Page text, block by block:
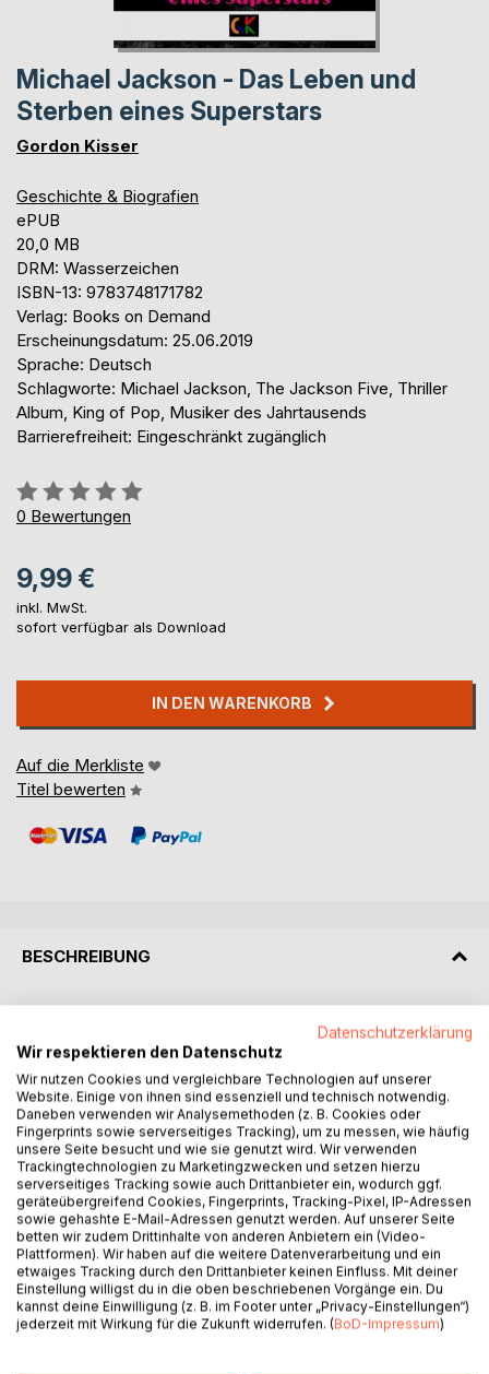
Michael Jackson - Das Leben und
Sterben eines Superstars
Gordon Kisser
Geschichte & Biografien
ePUB
20,0 MB
DRM: Wasserzeichen
ISBN-13: 9783748171782
Verlag: Books on Demand
Erscheinungsdatum: 25.06.2019
Sprache: Deutsch
Schlagworte: Michael Jackson, The Jackson Five, Thriller
Album, King of Pop, Musiker des Jahrtausends
Barrierefreiheit: Eingeschränkt zugänglich
Bewertung::
0%
0 Bewertungen
9,99 €
inkl. MwSt.
sofort verfügbar als Download
IN DEN WARENKORB
Auf die Merkliste
Titel bewerten
BESCHREIBUNG
allergrössten Superstars aller Zeiten, des selbsternannten
"King of Pops" Michael Joseph Jackson (29.08.1958 -
25.06.2009). Er hält achtzehn Weltrekorde und erhielt 130
Auszeichnungen. Ausserdem hatte er noch zehn
Geschwister, wovon einige auch zu erfolgreichen Musikern
zählen, wie Janet, LaToya und Jermaine Jackson. Es wird
sein Werdegang beschrieben, der mit der Familienband
"The Ripples and Waves Plus Michael Jackson"begann
und seiner über alles überragenden Solokarriere. Ebenfalls
berichtet dieses Buch über die Vorwürfe des
Kindesmissbrauches und über den tragischen Tod des
grössten Musikers aller Zeiten. Er schaffte es nach seinem
Tod die Charts der Singles und Alben in der ganzen Welt zu
Datenschutzerklärung
Wir respektieren den Datenschutz
Wir nutzen Cookies und vergleichbare Technologien auf unserer
Website. Einige von ihnen sind essenziell und technisch notwendig.
Daneben verwenden wir Analysemethoden (z. B. Cookies oder
Fingerprints sowie serverseitiges Tracking), um zu messen, wie häufig
unsere Seite besucht und wie sie genutzt wird. Wir verwenden
Trackingtechnologien zu Marketingzwecken und setzen hierzu
serverseitiges Tracking sowie auch Drittanbieter ein, wodurch ggf.
geräteübergreifend Cookies, Fingerprints, Tracking-Pixel, IP-Adressen
sowie gehashte E-Mail-Adressen genutzt werden. Auf unserer Seite
betten wir zudem Drittinhalte von anderen Anbietern ein (Video-
Plattformen). Wir haben auf die weitere Datenverarbeitung und ein
etwaiges Tracking durch den Drittanbieter keinen Einfluss. Mit deiner
Einstellung willigst du in die oben beschriebenen Vorgänge ein. Du
kannst deine Einwilligung (z. B. im Footer unter „Privacy-Einstellungen“)
jederzeit mit Wirkung für die Zukunft widerrufen. (BoD-Impressum)